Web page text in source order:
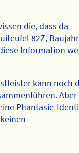
die, dass da
82Z, Baujahr
Information
kann noch
Aber
Phantasie-